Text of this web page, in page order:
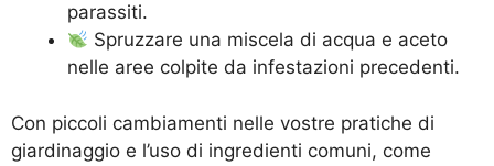
parassiti.
Spruzzare una miscela di acqua e aceto
nelle aree colpite da infestazioni precedenti.
Con piccoli cambiamenti nelle vostre pratiche di
giardinaggio e l’uso di ingredienti comuni, come